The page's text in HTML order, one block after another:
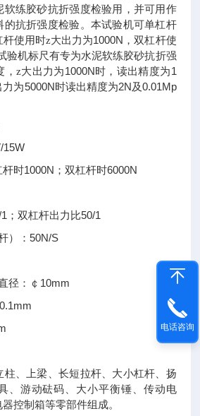
软练胶砂抗折强度检验用，并可用作
的抗折强度检验。本试验机可单杠杆
使用时z大出力为1000N ，双杠杆使
验机标尺有专为水泥软练胶砂抗折强
，z大出力为1000N时，读出精度为1
力为5000N时读出精度为2N及0.01Mp
15W
杆时1000N ；双杠杆时6000N
；双杠杆出力比50/1
）：50N/S
径：￠ 10mm
柱、上梁、长短拉杆、大小杠杆、扬
、游动砝码、大小平衡锤、传动电
控制箱等零部件组成。
电话咨询